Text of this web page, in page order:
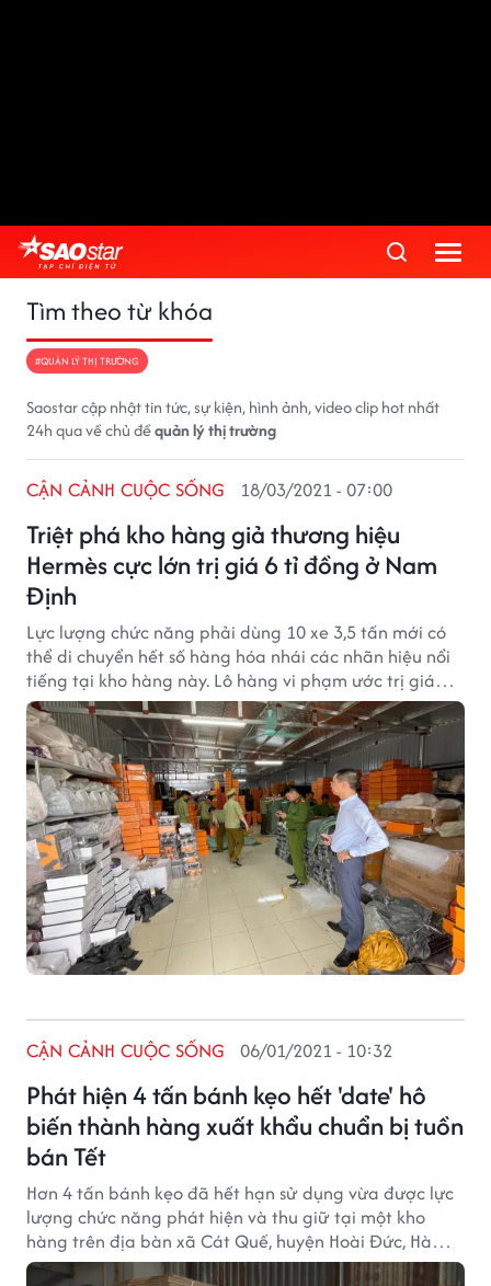
Tìm theo từ khóa
#QUẢN LÝ THỊ TRƯỜNG
Saostar cập nhật tin tức, sự kiện, hình ảnh, video clip hot nhất
24h qua về chủ đềquản lý thị trường
Triệt phá kho hàng giả thương hiệu
Hermès cực lớn trị giá 6 tỉ đồng ở Nam
Định
CẬN CẢNH CUỘC SỐNG 18/03/2021 - 07:00
Lực lượng chức năng phải dùng 10 xe 3,5 tấn mới có
thể di chuyển hết số hàng hóa nhái các nhãn hiệu nổi
tiếng tại kho hàng này. Lô hàng vi phạm ước trị giá
khoảng 6 tỉ đồng.
Phát hiện 4 tấn bánh kẹo hết 'date' hô
biến thành hàng xuất khẩu chuẩn bị tuồn
bán Tết
CẬN CẢNH CUỘC SỐNG 06/01/2021 - 10:32
Hơn 4 tấn bánh kẹo đã hết hạn sử dụng vừa được lực
lượng chức năng phát hiện và thu giữ tại một kho
hàng trên địa bàn xã Cát Quế, huyện Hoài Đức, Hà
Nội.